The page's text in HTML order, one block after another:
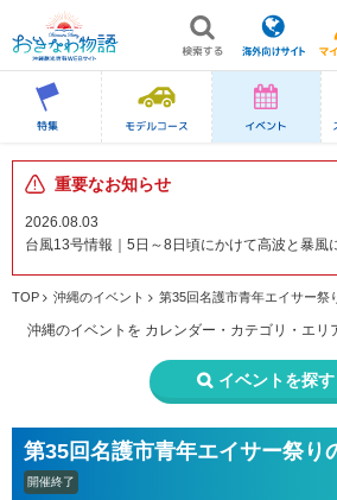
重要なお知らせ
2026.08.03
台風13号情報｜5日～8日頃にかけて高波と暴風
TOP 沖縄のイベント 第35回名護市青年エイサー祭
沖縄のイベントを カレンダー・カテゴリ・エリ
イベントを探す
第35回名護市青年エイサー祭り
開催終了